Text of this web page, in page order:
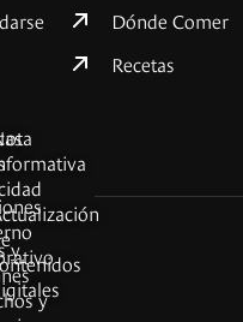
Dónde Comer
Recetas
y
y